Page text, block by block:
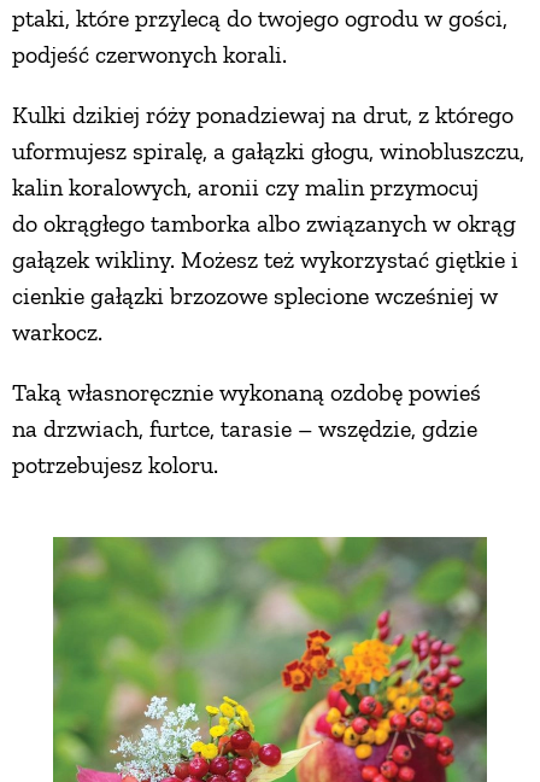
ptaki, które przylecą do twojego ogrodu w gości,
podjeść czerwonych korali.
Kulki dzikiej róży ponadziewaj na drut, z którego
uformujesz spiralę, a gałązki głogu, winobluszczu,
kalin koralowych, aronii czy malin przymocuj
do okrągłego tamborka albo związanych w okrąg
gałązek wikliny. Możesz też wykorzystać giętkie i
cienkie gałązki brzozowe splecione wcześniej w
warkocz.
Taką własnoręcznie wykonaną ozdobę powieś
na drzwiach, furtce, tarasie – wszędzie, gdzie
potrzebujesz koloru.